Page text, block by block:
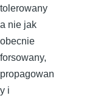
tolerowany
a nie jak
obecnie
forsowany,
propagowan
y i